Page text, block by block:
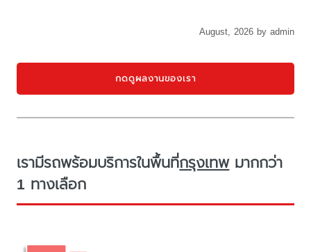
August, 2026 by admin
กดดูผลงานของเรา
เรามีรถพร้อมบริการในพื้นที่กรุงเทพมากกว่า
1 ทางเลือก